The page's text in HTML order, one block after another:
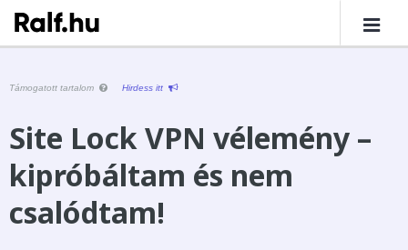
Támogatott tartalom Hirdess itt
Site Lock VPN vélemény –
kipróbáltam és nem
csalódtam!